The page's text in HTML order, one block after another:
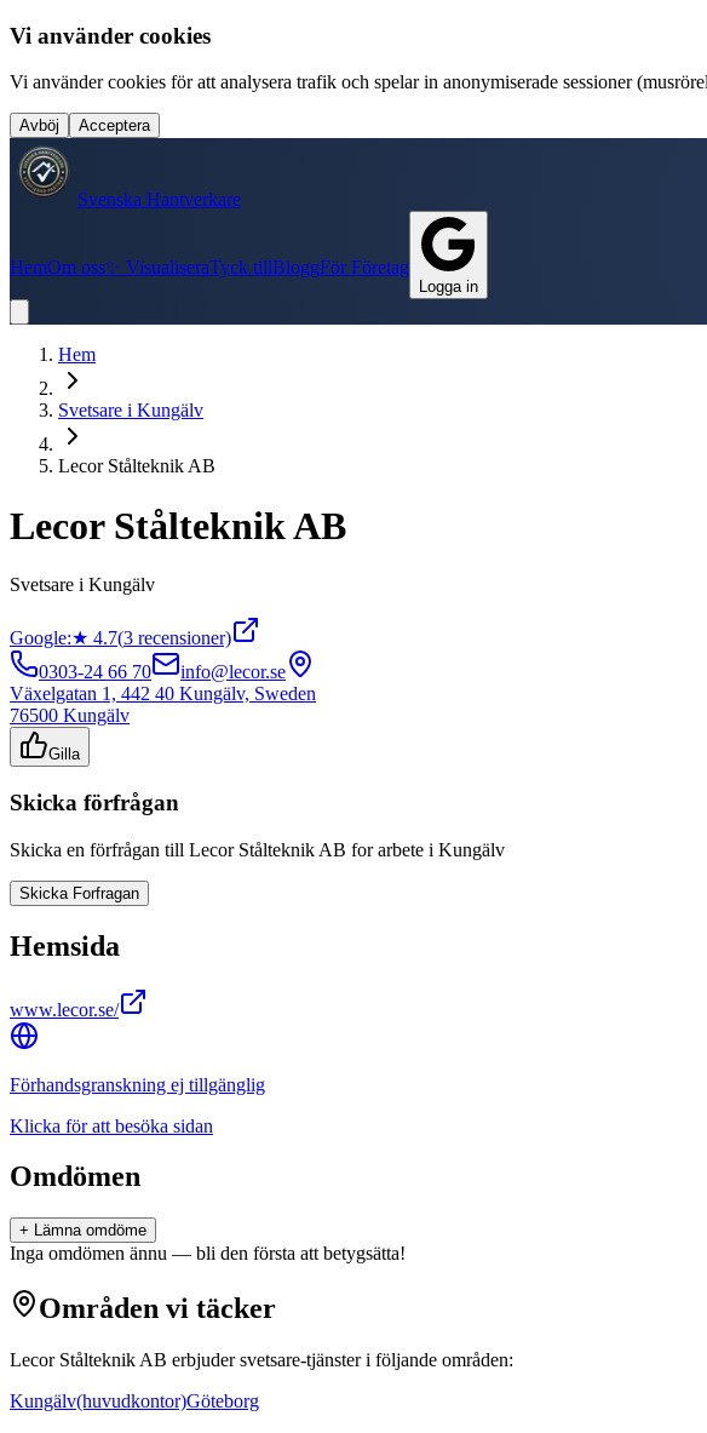
Vi använder cookies
Vi använder cookies för att analysera trafik och spelar in anonymiserade sessioner
Avböj Acceptera
Svenska Hantverkare
HemOm oss✨ VisualiseraTyck tillBloggFör Företag
Logga in
Hem
Svetsare i Kungälv
Lecor Stålteknik AB
Lecor Stålteknik AB
Svetsare i Kungälv
Google:★ 4.7(3 recensioner)
0303-24 66 70
info@lecor.se
Växelgatan 1, 442 40 Kungälv, Sweden
76500 Kungälv
Gilla
Skicka förfrågan
Skicka en förfrågan till Lecor Stålteknik AB for arbete i Kungälv
Skicka Forfragan
Hemsida
www.lecor.se/
Förhandsgranskning ej tillgänglig
Klicka för att besöka sidan
Omdömen
+ Lämna omdöme
Inga omdömen ännu — bli den första att betygsätta!
Områden vi täcker
Lecor Stålteknik AB erbjudersvetsare-tjänster i följande områden:
Kungälv(huvudkontor)Göteborg